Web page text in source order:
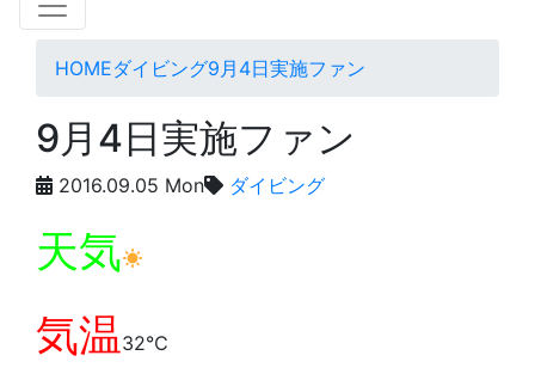
HOMEダイビング9月4日実施ファン
9月4日実施ファン
2016.09.05 Mon ダイビング
天気
気温 32℃